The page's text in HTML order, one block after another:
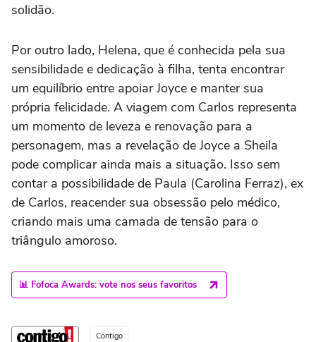
solidão.
Por outro lado, Helena, que é conhecida pela sua
sensibilidade e dedicação à filha, tenta encontrar
um equilíbrio entre apoiar Joyce e manter sua
própria felicidade. A viagem com Carlos representa
um momento de leveza e renovação para a
personagem, mas a revelação de Joyce a Sheila
pode complicar ainda mais a situação. Isso sem
contar a possibilidade de Paula (Carolina Ferraz), ex
de Carlos, reacender sua obsessão pelo médico,
criando mais uma camada de tensão para o
triângulo amoroso.
📊 Fofoca Awards: vote nos seus favoritos
Contigo